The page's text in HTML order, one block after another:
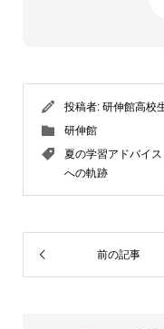
投稿者: 研伸館高校
研伸館
夏の学習アドバイス
への軌跡
前の記事